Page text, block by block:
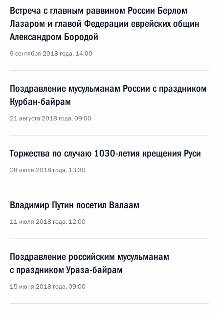
Встреча с главным раввином России Берлом
Лазаром и главой Федерации еврейских общин
Александром Бородой
9 сентября 2018 года, 14:00
Поздравление мусульманам России с праздником
Курбан-байрам
21 августа 2018 года, 09:00
Торжества по случаю 1030-летия крещения Руси
28 июля 2018 года, 13:30
Владимир Путин посетил Валаам
11 июля 2018 года, 12:00
Поздравление российским мусульманам
с праздником Ураза-байрам
15 июня 2018 года, 09:00